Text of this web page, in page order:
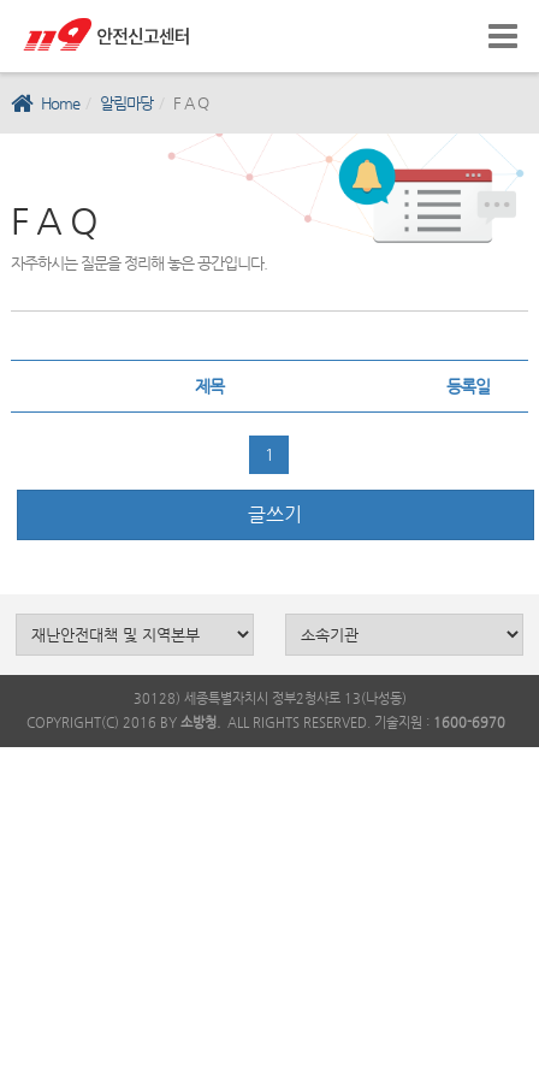
Home 알림마당 F A Q
F A Q
자주하시는 질문을 정리해 놓은 공간입니다.
제목 등록일
1
글쓰기
30128) 세종특별자치시 정부2청사로 13(나성동)
COPYRIGHT(C) 2016 BY 소방청. ALL RIGHTS RESERVED. 기술지원 : 1600-6970